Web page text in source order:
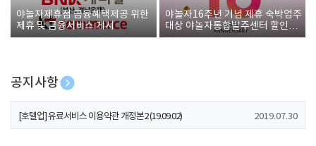
야놀자제휴점 금융혜택제공 위한
제휴 및 금융서비스 게시
야놀자16주년 기념 제휴 숙박업주
대상 야놀자통합발주센터 할인쿠
폰 증정
공지사항
[호텔업] 개인정보 처리방침 개정본1 (19.09.02)
[호텔업] 유료서비스 이용약관 개정본2 (19.09.02) 2019.07.30